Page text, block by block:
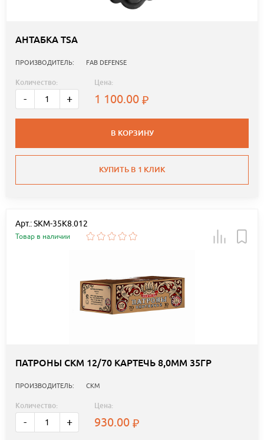
АНТАБКА TSA
ПРОИЗВОДИТЕЛЬ: FAB DEFENSE
Количество:
- +
Цена:
1 100.00
В КОРЗИНУ
КУПИТЬ В 1 КЛИК
Арт.: SKM-35K8.012
Товар в наличии
ПАТРОНЫ СКМ 12/70 КАРТЕЧЬ 8,0ММ 35ГР
ПРОИЗВОДИТЕЛЬ: СКМ
Количество:
- +
Цена:
930.00